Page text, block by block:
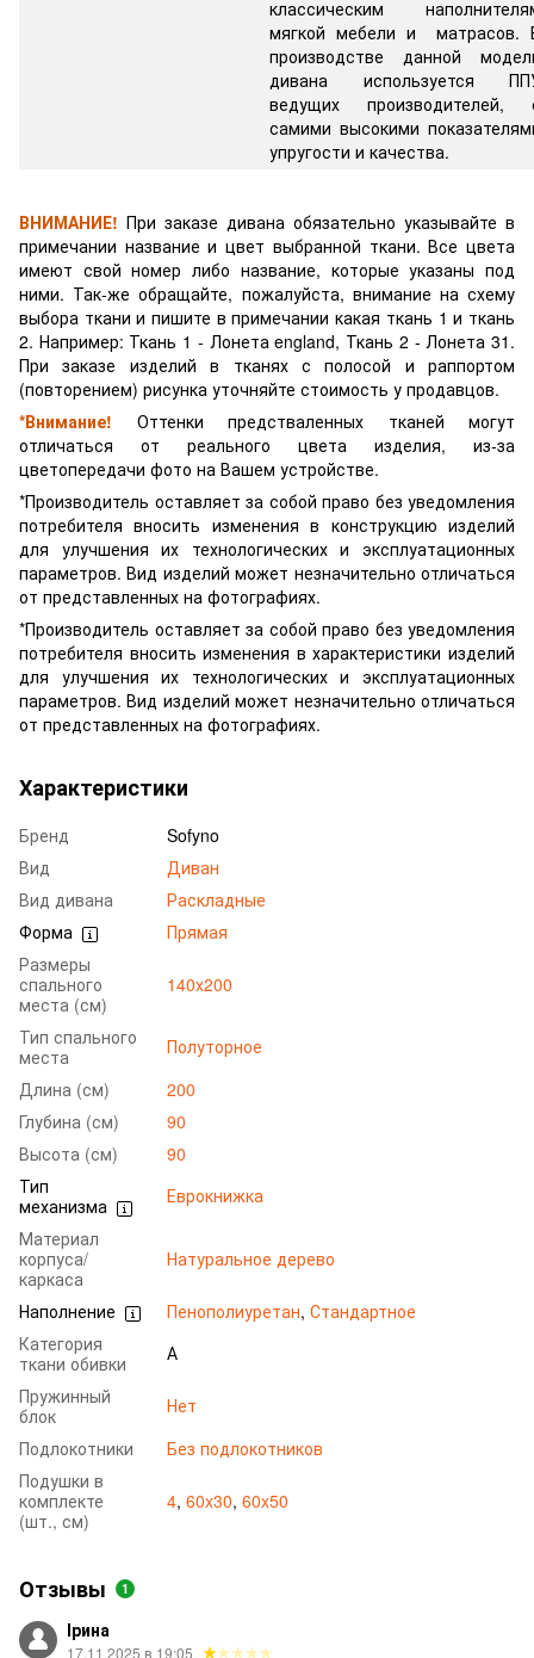
классическим
мягкой мебели и матрасов.
производстве данной
дивана используется
ведущих производителей,
самими высокими
упругости и качества.
ВНИМАНИЕ! При заказе дивана обязательно указывайте в
примечании название и цвет выбранной ткани. Все цвета
имеют свой номер либо название, которые указаны под
ними. Так-же обращайте, пожалуйста, внимание на схему
выбора ткани и пишите в примечании какая ткань 1 и ткань
2. Например: Ткань 1 - Лонета england, Ткань 2 - Лонета 31.
При заказе изделий в тканях с полосой и раппортом
(повторением) рисунка уточняйте стоимость у продавцов.
*Внимание! Оттенки предстваленных тканей могут
отличаться от реального цвета изделия, из-за
цветопередачи фото на Вашем устройстве.
*Производитель оставляет за собой право без уведомления
потребителя вносить изменения в конструкцию изделий
для улучшения их технологических и эксплуатационных
параметров. Вид изделий может незначительно отличаться
от представленных на фотографиях.
*Производитель оставляет за собой право без уведомления
потребителя вносить изменения в характеристики изделий
для улучшения их технологических и эксплуатационных
параметров. Вид изделий может незначительно отличаться
от представленных на фотографиях.
Характеристики
Бренд
Sofyno
Вид
Диван
Вид дивана
Раскладные
Форма
Прямая
Размеры
спального
места (см)
140x200
Тип спального
места
Полуторное
Длина (см)
200
Глубина (см)
90
Высота (см)
90
Тип
механизма
Еврокнижка
Материал
корпуса/
каркаса
Натуральное дерево
Наполнение Пенополиуретан, Стандартное
Категория
ткани обивки
А
Пружинный
блок
Нет
Подлокотники
Без подлокотников
Подушки в
комплекте
(шт., см)
4, 60x30, 60x50
Отзывы 1
Ірина
17.11.2025 в 19:05